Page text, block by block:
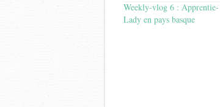
Weekly-vlog 6 : Apprentie-
Lady en pays basque